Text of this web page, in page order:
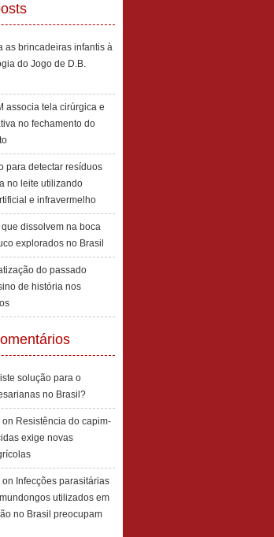
as brincadeiras infantis à
do Jogo de D.B.
associa tela cirúrgica e
no fechamento do
para detectar resíduos
no leite utilizando
e infravermelho
dissolvem na boca
explorados no Brasil
do passado
de história nos
solução para o
no Brasil?
on Resistência do capim-
exige novas
on Infecções parasitárias
utilizados em
no Brasil preocupam